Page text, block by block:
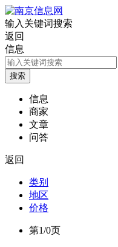
输入关键词搜索
返回
信息
信息
商家
文章
问答
返回
类别
地区
价格
第1/0页